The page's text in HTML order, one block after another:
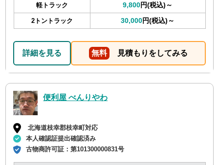
軽トラック 9,800円(税込)～
2トントラック 30,000円(税込)～
詳細を見る 無料 見積もりをしてみる
便利屋 べんりやわ
北海道枝幸郡枝幸町対応
本人確認証提出確認済み
古物商許可証：第101300000831号